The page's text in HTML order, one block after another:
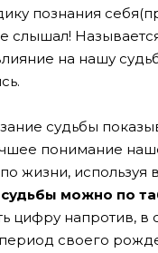
познания
слышал!
на нашу
судьбы
понимание
жизни, используя
судьбы можно по
цифру напротив, в
своего